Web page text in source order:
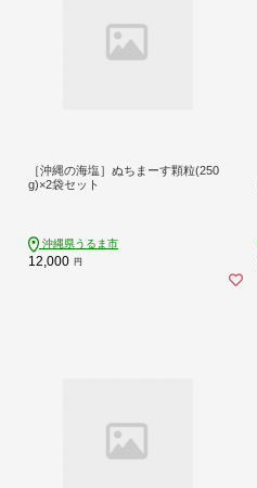
［沖縄の海塩］ぬちまーす顆粒(250
g)×2袋セット
沖縄県うるま市
12,000 円